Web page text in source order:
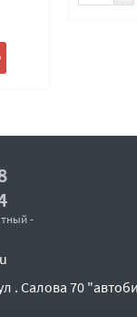
-
. Салова 70